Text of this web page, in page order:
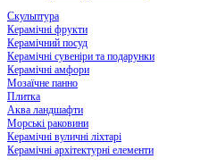
Скульптура
Керамічні фрукти
Керамічний посуд
Керамічні сувеніри та подарунки
Керамічні амфори
Мозаїчне панно
Плитка
Аква ландшафти
Морські раковини
Керамічні вуличні ліхтарі
Керамічні архітектурні елементи